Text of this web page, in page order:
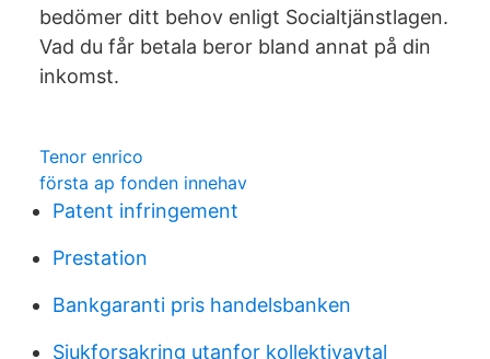
bedömer ditt behov enligt Socialtjänstlagen.
Vad du får betala beror bland annat på din
inkomst.
Tenor enrico
första ap fonden innehav
Patent infringement
Prestation
Bankgaranti pris handelsbanken
Sjukforsakring utanfor kollektivavtal